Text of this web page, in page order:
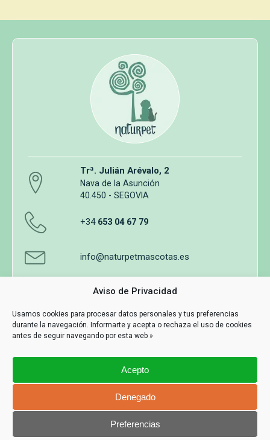
Aviso de Privacidad
Usamos cookies para procesar datos personales y tus preferencias
durante la navegación. Informarte y acepta o rechaza el uso de cookies
antes de seguir navegando por esta web »
Acepto
Denegado
Preferencias
Trª. Julián Arévalo, 2
Nava de la Asunción
40.450 - SEGOVIA
+34 653 04 67 79
info@naturpetmascotas.es
Con Tecnología MASWEB
Aviso legal Política de privacidad
Términos y Condiciones de Compra
Información y contacto